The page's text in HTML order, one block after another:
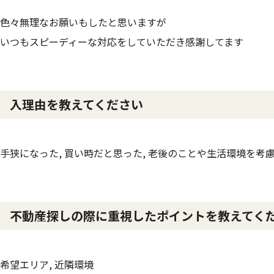
色々無理なお願いもしたと思いますが
いつもスピーディーな対応をしていただき感謝してます
入理由を教えてください
手狭になった, 買い時だと思った, 老後のことや生活環境を考
不動産探しの際に重視したポイントを教えてく
希望エリア, 近隣環境